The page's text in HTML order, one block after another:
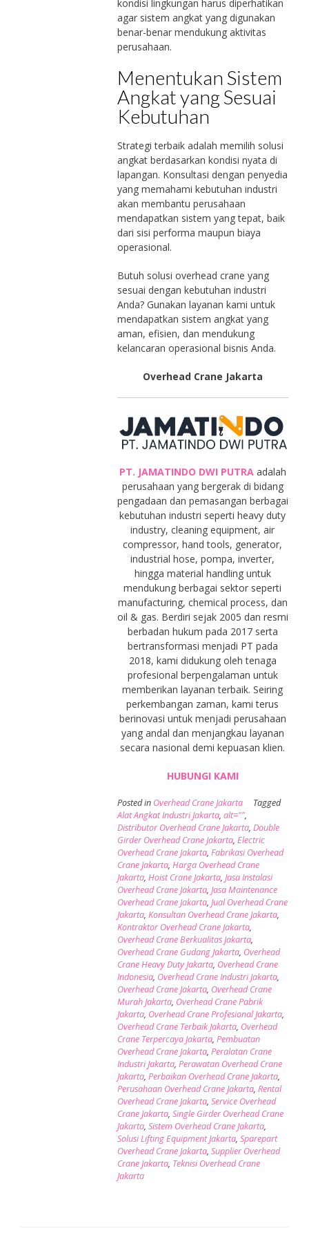
kondisi lingkungan harus diperhatikan
agar sistem angkat yang digunakan
benar-benar mendukung aktivitas
perusahaan.
Menentukan Sistem
Angkat yang Sesuai
Kebutuhan
Strategi terbaik adalah memilih solusi
angkat berdasarkan kondisi nyata di
lapangan. Konsultasi dengan penyedia
yang memahami kebutuhan industri
akan membantu perusahaan
mendapatkan sistem yang tepat, baik
dari sisi performa maupun biaya
operasional.
Butuh solusi overhead crane yang
sesuai dengan kebutuhan industri
Anda? Gunakan layanan kami untuk
mendapatkan sistem angkat yang
aman, efisien, dan mendukung
kelancaran operasional bisnis Anda.
Overhead Crane Jakarta
PT. JAMATINDO DWI PUTRA adalah
perusahaan yang bergerak di bidang
pengadaan dan pemasangan berbagai
kebutuhan industri seperti heavy duty
industry, cleaning equipment, air
compressor, hand tools, generator,
industrial hose, pompa, inverter,
hingga material handling untuk
mendukung berbagai sektor seperti
manufacturing, chemical process, dan
oil & gas. Berdiri sejak 2005 dan resmi
berbadan hukum pada 2017 serta
bertransformasi menjadi PT pada
2018, kami didukung oleh tenaga
profesional berpengalaman untuk
memberikan layanan terbaik. Seiring
perkembangan zaman, kami terus
berinovasi untuk menjadi perusahaan
yang andal dan menjangkau layanan
secara nasional demi kepuasan klien.
HUBUNGI KAMI
Posted in Overhead Crane Jakarta
Tagged
Alat Angkat Industri Jakarta, alt="",
Distributor Overhead Crane Jakarta, Double
Girder Overhead Crane Jakarta, Electric
Overhead Crane Jakarta, Fabrikasi Overhead
Crane Jakarta, Harga Overhead Crane
Jakarta, Hoist Crane Jakarta, Jasa Instalasi
Overhead Crane Jakarta, Jasa Maintenance
Overhead Crane Jakarta, Jual Overhead Crane
Jakarta, Konsultan Overhead Crane Jakarta,
Kontraktor Overhead Crane Jakarta,
Overhead Crane Berkualitas Jakarta,
Overhead Crane Gudang Jakarta, Overhead
Crane Heavy Duty Jakarta, Overhead Crane
Indonesia, Overhead Crane Industri Jakarta,
Overhead Crane Jakarta, Overhead Crane
Murah Jakarta, Overhead Crane Pabrik
Jakarta, Overhead Crane Profesional Jakarta,
Overhead Crane Terbaik Jakarta, Overhead
Crane Terpercaya Jakarta, Pembuatan
Overhead Crane Jakarta, Peralatan Crane
Industri Jakarta, Perawatan Overhead Crane
Jakarta, Perbaikan Overhead Crane Jakarta,
Perusahaan Overhead Crane Jakarta, Rental
Overhead Crane Jakarta, Service Overhead
Crane Jakarta, Single Girder Overhead Crane
Jakarta, Sistem Overhead Crane Jakarta,
Solusi Lifting Equipment Jakarta, Sparepart
Overhead Crane Jakarta, Supplier Overhead
Crane Jakarta, Teknisi Overhead Crane
Jakarta